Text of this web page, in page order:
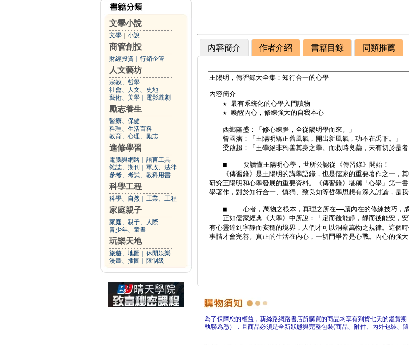
文學小說
文學 小說
商管創投
財經投資 行銷企管
人文藝坊
宗教、哲學
社會、人文、史地
藝術、美學
電影戲劇
勵志養生
醫療、保健
料理、生活百科
教育、心理、勵志
進修學習
電腦與網路
語言工具
雜誌、期刊
軍政、法律
參考、考試、教科用書
科學工程
科學、自然 工業、工程
家庭親子
家庭、親子、人際
青少年、童書
玩樂天地
旅遊、地圖
休閒娛樂
漫畫、插圖
限制級
內容簡介 作者介紹 書籍目錄 同類推薦
為了保障您的權益，新絲路網路書店所購買的商品均享有到貨七天的鑑賞
執聯為憑），且商品必須是全新狀態與完整包裝(商品、附件、內外包裝、